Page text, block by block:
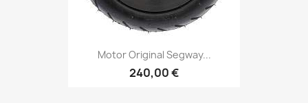
Motor Original Segway...
240,00 €